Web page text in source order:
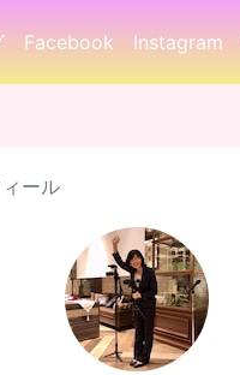
Facebook Instagram
ール